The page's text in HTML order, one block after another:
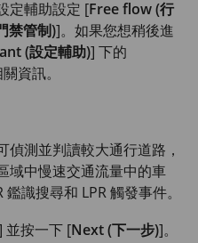
定輔助設定 [Free flow (行
禁管制)]。如果您想稍後進
(設定輔助)] 下的
資訊。
測並判讀較大通行道路，
域中慢速交通流量中的車
識搜尋和 LPR 觸發事件。
並按一下 [Next (下一步)]。